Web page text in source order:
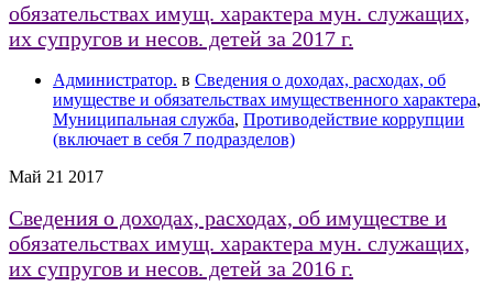
обязательствах имущ. характера мун. служащих,
их супругов и несов. детей за 2017 г.
Администратор. в Сведения о доходах, расходах, об
имуществе и обязательствах имущественного характера,
Муниципальная служба, Противодействие коррупции
(включает в себя 7 подразделов)
Май 21 2017
Сведения о доходах, расходах, об имуществе и
обязательствах имущ. характера мун. служащих,
их супругов и несов. детей за 2016 г.